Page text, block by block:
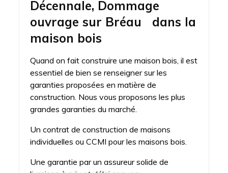
Décennale, Dommage
ouvrage sur Bréau dans la
maison bois
Quand on fait construire une maison bois, il est
essentiel de bien se renseigner sur les
garanties proposées en matière de
construction. Nous vous proposons les plus
grandes garanties du marché.
Un contrat de construction de maisons
individuelles ou CCMI pour les maisons bois.
Une garantie par un assureur solide de